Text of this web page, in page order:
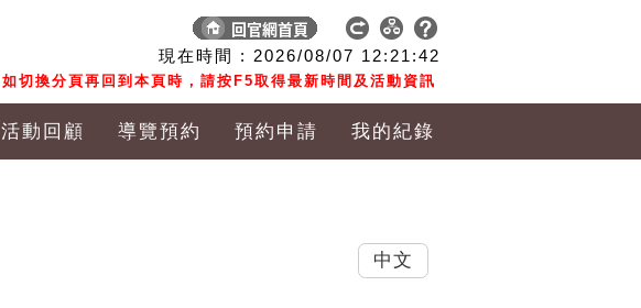
現在時間 : 2026/08/07 12:21:43
如切換分頁再回到本頁時，請按F5取得最新時間及活動資訊
活動回顧 導覽預約 預約申請 我的紀錄